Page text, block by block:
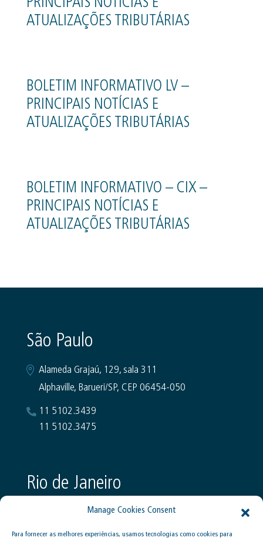
Para fornecer as melhores experiências, usamos tecnologias como cookies para
PRINCIPAIS NOTÍCIAS E
ATUALIZAÇÕES TRIBUTÁRIAS
BOLETIM INFORMATIVO LV –
PRINCIPAIS NOTÍCIAS E
ATUALIZAÇÕES TRIBUTÁRIAS
BOLETIM INFORMATIVO – CIX –
PRINCIPAIS NOTÍCIAS E
ATUALIZAÇÕES TRIBUTÁRIAS
São Paulo
Alameda Grajaú, 129, sala 311
Alphaville, Barueri/SP, CEP 06454-050
11 5102.3439
11 5102.3475
Rio de Janeiro
Rua Marquês de Abrantes, 170, 5º andar
Flamengo, Rio de Janeiro, RJ - 22230-060